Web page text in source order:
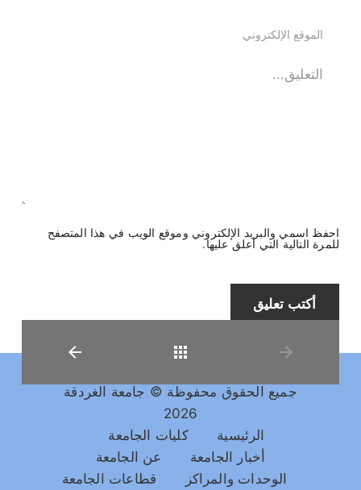
احفظ اسمي والبريد الإلكتروني وموقع الويب في هذا المتصفح
للمرة التالية التي أعلق عليها.
العودة
جميع الحقوق محفوظة © جامعة الغردقة
2026
الرئيسية
كليات الجامعة
أخبار الجامعة
عن الجامعة
الوحدات والمراكز
قطاعات الجامعة